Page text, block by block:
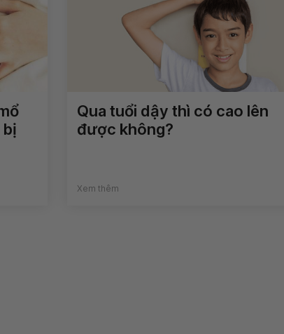
Qua tuổi dậy thì có cao lên
được không?
Xem thêm